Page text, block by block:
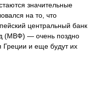
значительные
на то, что
центральный банк
(МВФ) — очень поздно
Греции и еще будут их